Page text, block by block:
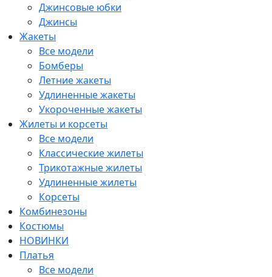
Джинсовые юбки
Джинсы
Жакеты
Все модели
Бомберы
Летние жакеты
Удлиненные жакеты
Укороченные жакеты
Жилеты и корсеты
Все модели
Классические жилеты
Трикотажные жилеты
Удлиненные жилеты
Корсеты
Комбинезоны
Костюмы
НОВИНКИ
Платья
Все модели